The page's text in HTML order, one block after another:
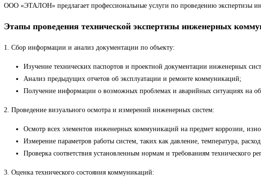
ООО «ЭТАЛОН» предлагает профессиональные услуги по проведению экспертизы
Этапы проведения технической экспертизы инженерных
1. Сбор информации и анализ документации по объекту:
Изучение технических паспортов и проектной документации инженерных
Анализ предыдущих отчетов об эксплуатации и ремонте коммуникаций;
Получение информации о возможных проблемах и аварийных ситуациях на
2. Проведение визуального осмотра и измерений инженерных систем:
Осмотр всех элементов инженерных коммуникаций на предмет коррозии,
Измерение параметров работы систем, таких как давление, температура,
Проверка соответствия установленным нормам и требованиям технического
3. Оценка технического состояния коммуникаций: